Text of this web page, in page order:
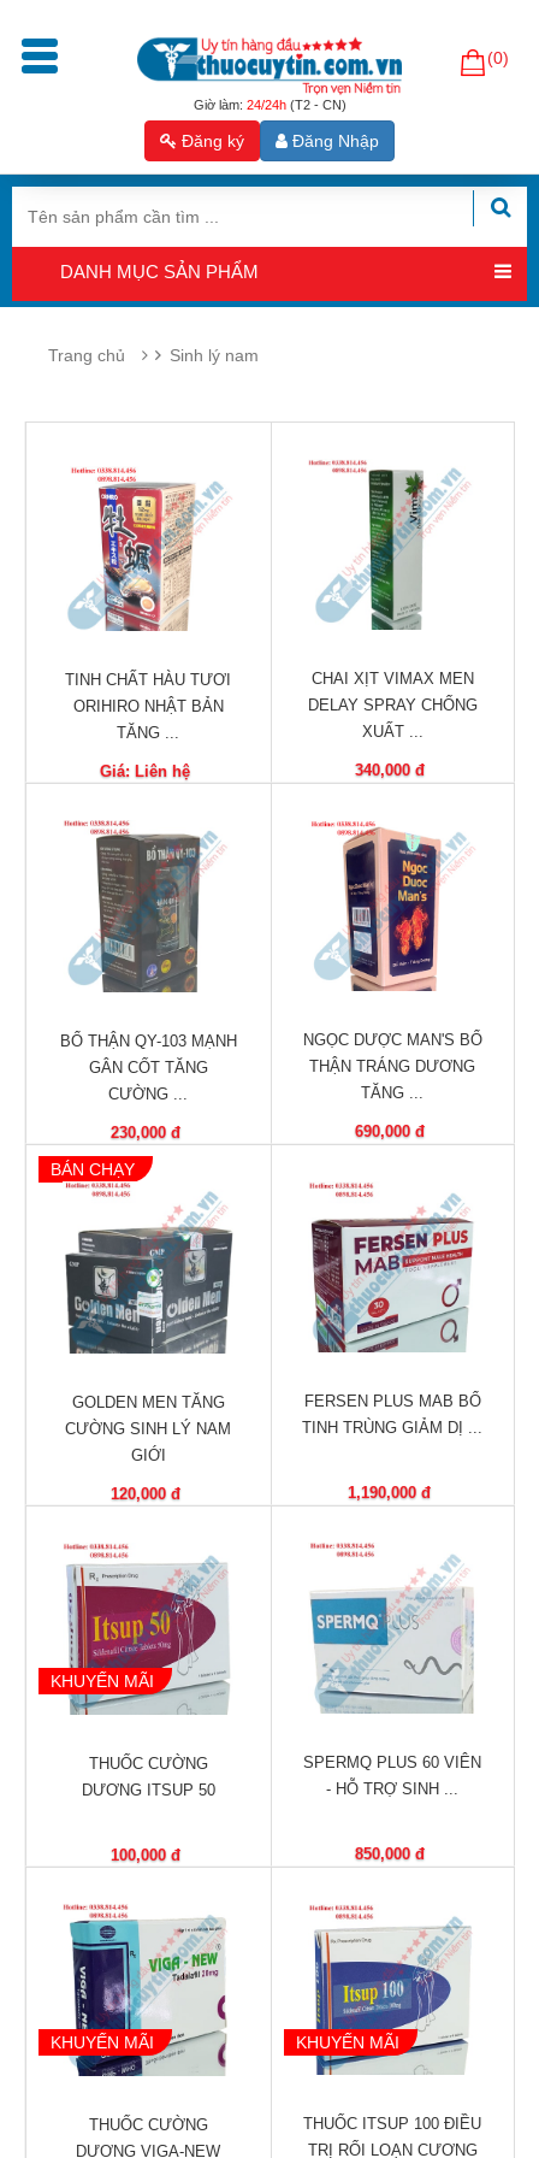
Giờ làm: 24/24h(T2 - CN)
(0)
Đăng ký Đăng Nhập
Trang
phẩm
Tăng
sinh
lý
nam
Hỗ
trợ
sinh
sản
nữ
Làm
đẹp,
Chống
Oxy
hóa
Ăn
ngon,
ngủ
ngon
Chăm
sóc
khỏe
Vitamin,
chất
Thuốc
cân
Thuốc
tăng
cân
Não,
Thần
Tim
Gan,
Thận,
Tiêu
hóa
Cơ
Khớp
Mắt
Kháng
Nhiễm
khuẩn
Tai,
Mũi,
Họng,
Hô
hấp
Chống
viêm,
DANH MỤC SẢN PHẨM
Trang chủ Sinh lý nam
TINH CHẤT HÀU TƯƠI
ORIHIRO NHẬT BẢN
TĂNG ...
Giá: Liên hệ
CHAI XỊT VIMAX MEN
DELAY SPRAY CHỐNG
XUẤT ...
340,000 đ
BỔ THẬN QY-103 MẠNH
GÂN CỐT TĂNG
CƯỜNG ...
230,000 đ
NGỌC DƯỢC MAN'S BỔ
THẬN TRÁNG DƯƠNG
TĂNG ...
690,000 đ
BÁN CHẠY
GOLDEN MEN TĂNG
CƯỜNG SINH LÝ NAM
GIỚI
120,000 đ
FERSEN PLUS MAB BỔ
TINH TRÙNG GIẢM DỊ ...
1,190,000 đ
KHUYẾN MÃI
THUỐC CƯỜNG
DƯƠNG ITSUP 50
100,000 đ
SPERMQ PLUS 60 VIÊN
- HỖ TRỢ SINH ...
850,000 đ
KHUYẾN MÃI
THUỐC CƯỜNG
DƯƠNG VIGA-NEW
KHUYẾN MÃI
THUỐC ITSUP 100 ĐIỀU
TRỊ RỐI LOẠN CƯƠNG